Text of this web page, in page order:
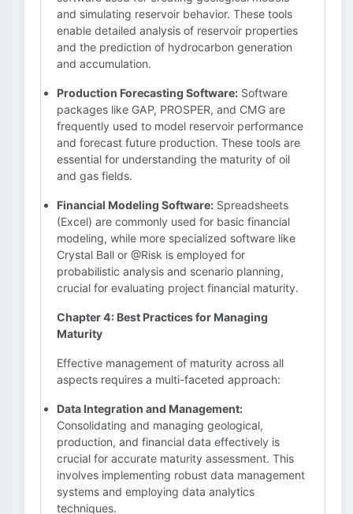
and simulating reservoir behavior. These tools
enable detailed analysis of reservoir properties
and the prediction of hydrocarbon generation
and accumulation.
Production Forecasting Software: Software
packages like GAP, PROSPER, and CMG are
frequently used to model reservoir performance
and forecast future production. These tools are
essential for understanding the maturity of oil
and gas fields.
Financial Modeling Software: Spreadsheets
(Excel) are commonly used for basic financial
modeling, while more specialized software like
Crystal Ball or @Risk is employed for
probabilistic analysis and scenario planning,
crucial for evaluating project financial maturity.
Chapter 4: Best Practices for Managing
Maturity
Effective management of maturity across all
aspects requires a multi-faceted approach:
Data Integration and Management:
Consolidating and managing geological,
production, and financial data effectively is
crucial for accurate maturity assessment. This
involves implementing robust data management
systems and employing data analytics
techniques.